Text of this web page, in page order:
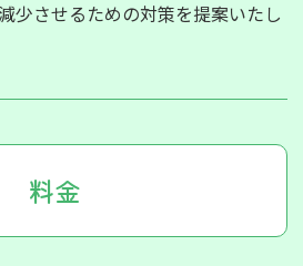
少させるための対策を提案いたし
料金